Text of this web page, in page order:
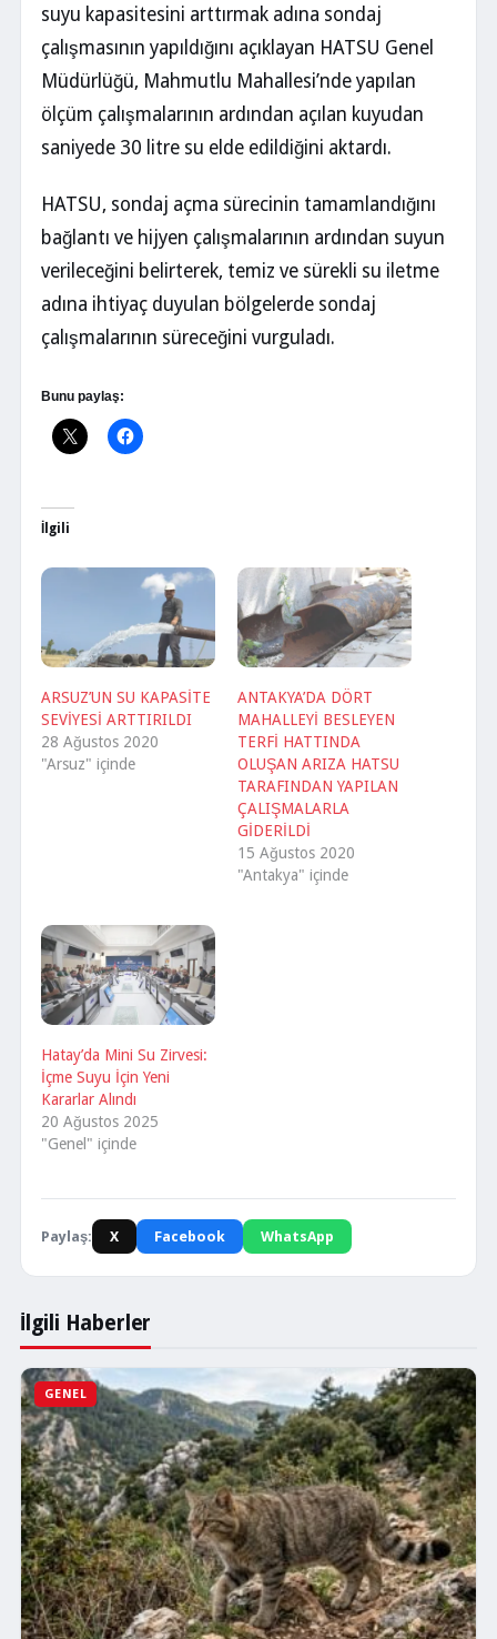
suyu kapasitesini arttırmak adına sondaj
çalışmasının yapıldığını açıklayan HATSU Genel
Müdürlüğü, Mahmutlu Mahallesi’nde yapılan
ölçüm çalışmalarının ardından açılan kuyudan
saniyede 30 litre su elde edildiğini aktardı.
HATSU, sondaj açma sürecinin tamamlandığını
bağlantı ve hijyen çalışmalarının ardından suyun
verileceğini belirterek, temiz ve sürekli su iletme
adına ihtiyaç duyulan bölgelerde sondaj
çalışmalarının süreceğini vurguladı.
Bunu paylaş:
İlgili
ARSUZ’UN SU KAPASİTE
SEVİYESİ ARTTIRILDI
28 Ağustos 2020
"Arsuz" içinde
ANTAKYA’DA DÖRT
MAHALLEYİ BESLEYEN
TERFİ HATTINDA
OLUŞAN ARIZA HATSU
TARAFINDAN YAPILAN
ÇALIŞMALARLA
GİDERİLDİ
15 Ağustos 2020
"Antakya" içinde
Hatay’da Mini Su Zirvesi:
İçme Suyu İçin Yeni
Kararlar Alındı
20 Ağustos 2025
"Genel" içinde
Paylaş: X Facebook WhatsApp
İlgili Haberler
GENEL